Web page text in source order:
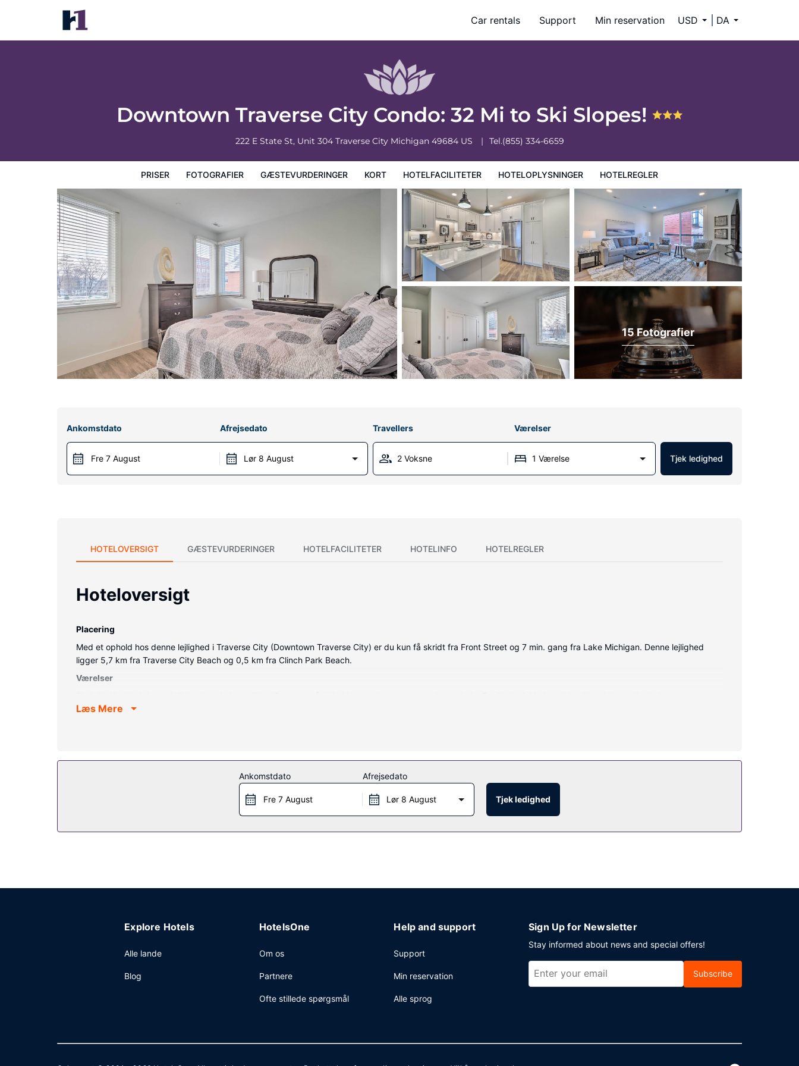
Car rentals Support Min reservation USD DA
Downtown Traverse City Condo: 32 Mi to Ski Slopes!
222 E State St, Unit 304 Traverse City Michigan 49684 US Tel.(855) 334-6659
PRISER FOTOGRAFIER GÆSTEVURDERINGER KORT HOTELFACILITETER HOTELOPLYSNINGER HOTELREGLER
Downtown Traverse City Condo: 32 Mi to Ski Slopes!
Priser
15 Fotografier
Ankomstdato
Fre 7 August
Afrejsedato
Lør 8 August
Travellers Værelser
2 Voksne 1 Værelse Tjek ledighed
HOTELOVERSIGT GÆSTEVURDERINGER HOTELFACILITETER HOTELINFO HOTELREGLER
Hoteloversigt
Placering
Med et ophold hos denne lejlighed i Traverse City (Downtown Traverse City) er du kun få skridt fra Front Street og 7 min. gang fra Lake Michigan. Denne lejlighed
ligger 5,7 km fra Traverse City Beach og 0,5 km fra Clinch Park Beach.
Værelser
kaffe/temaskine.
Læs Mere
Ankomstdato
Fre 7 August
Afrejsedato
Lør 8 August Tjek ledighed
Explore Hotels
Alle lande
Blog
HotelsOne
Om os
Partnere
Ofte stillede spørgsmål
Help and support
Support
Min reservation
Alle sprog
Sign Up for Newsletter
Stay informed about news and special offers!
Subscribe